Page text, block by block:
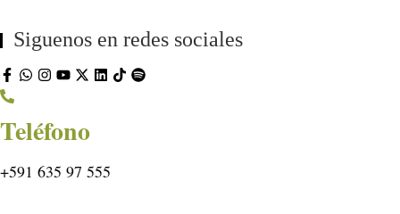
Siguenos en redes sociales
Teléfono
+591 635 97 555